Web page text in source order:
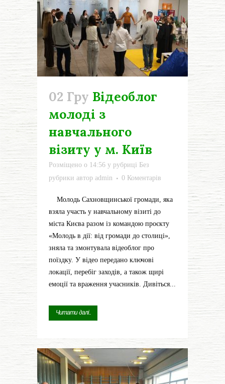
02 Гру Відеоблог
молоді з
навчального
візиту у м. Київ
Розміщено о 14:56 у рубриці Без
рубрики автор admin 0 Коментарів
Молодь Сахновщинської громади, яка
взяла участь у навчальному візиті до
міста Києва разом із командою проєкту
«Молодь в дії: від громади до столиці»,
зняла та змонтувала відеоблог про
поїздку. У відео передано ключові
локації, перебіг заходів, а також щирі
емоції та враження учасників. Дивіться...
Читати далі...